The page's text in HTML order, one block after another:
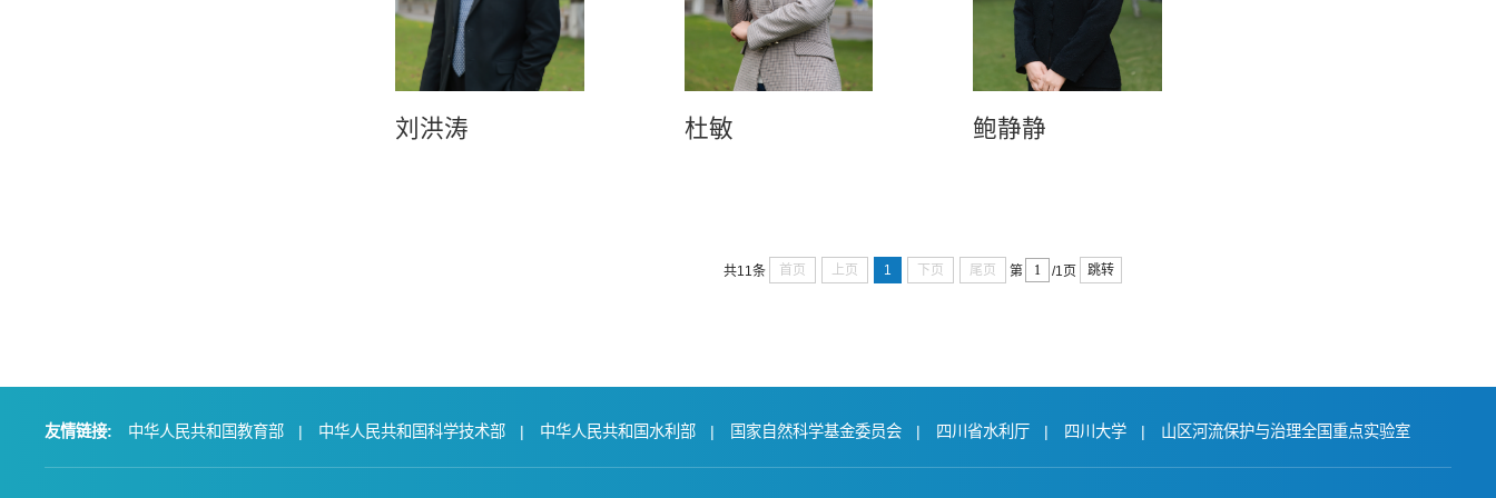
刘洪涛 杜敏 鲍静静
共11条 首页 上页 1 下页 尾页 第 /1页 跳转
友情链接: 中华人民共和国教育部 | 中华人民共和国科学技术部 | 中华人民共和国水利部 | 国家自然科学基金委员会 | 四川省水利厅 | 四川大学 | 山区河流保护与治理全国重点实验室